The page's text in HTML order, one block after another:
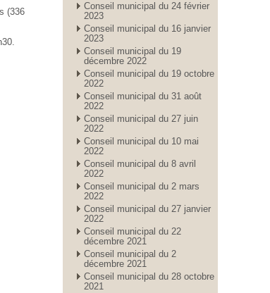
(336
Conseil municipal du 24 février
2023
Conseil municipal du 16 janvier
2023
Conseil municipal du 19
décembre 2022
Conseil municipal du 19 octobre
2022
Conseil municipal du 31 août
2022
Conseil municipal du 27 juin
2022
Conseil municipal du 10 mai
2022
Conseil municipal du 8 avril
2022
Conseil municipal du 2 mars
2022
Conseil municipal du 27 janvier
2022
Conseil municipal du 22
décembre 2021
Conseil municipal du 2
décembre 2021
Conseil municipal du 28 octobre
2021